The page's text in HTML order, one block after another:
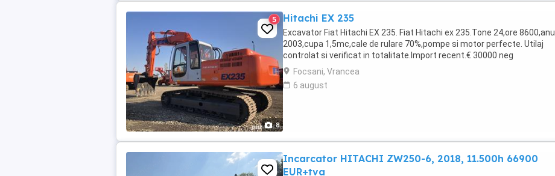
8
5 Hitachi EX 235
Excavator Fiat Hitachi EX 235. Fiat Hitachi ex 235.Tone 24,ore 8600,anul
2003,cupa 1,5mc,cale de rulare 70%,pompe si motor perfecte. Utilaj
controlat si verificat in totalitate.Import recent.€ 30000 neg
Focsani, Vrancea
6 august
Incarcator HITACHI ZW250-6, 2018, 11.500h 66900
EUR+tva